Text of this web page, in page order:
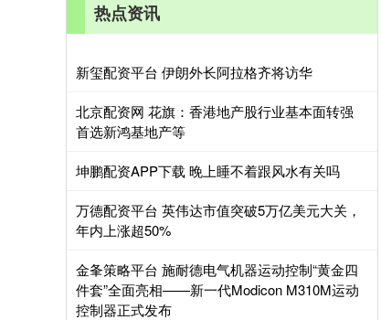
热点资讯
新玺配资平台 伊朗外长阿拉格齐将访华
北京配资网 花旗：香港地产股行业基本面转强
首选新鸿基地产等
坤鹏配资APP下载 晚上睡不着跟风水有关吗
万德配资平台 英伟达市值突破5万亿美元大关，
年内上涨超50%
金夆策略平台 施耐德电气机器运动控制“黄金四
件套”全面亮相——新一代Modicon M310M运动
控制器正式发布